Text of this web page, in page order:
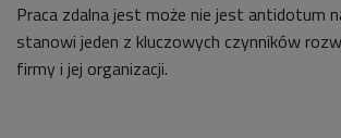
Praca zdalna jest może nie jest antidotum
stanowi jeden z kluczowych czynników
firmy i jej organizacji.